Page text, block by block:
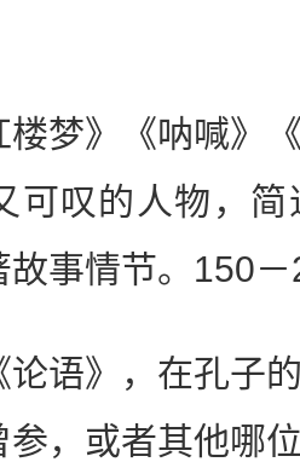
》《呐喊》《
可叹的人物，
故事情节。150
》，在孔子的
参，或者其他哪